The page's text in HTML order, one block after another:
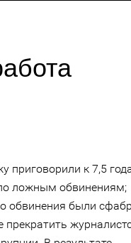
приговорили к 7,5
ложным обвинениям;
обвинения были
прекратить